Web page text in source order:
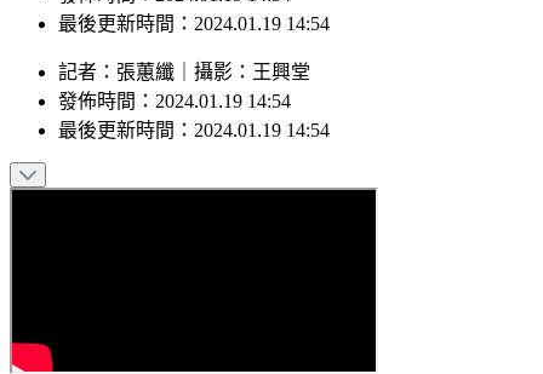
最後更新時間：2024.01.19 14:54
記者 ： 張蕙纖 攝影 ： 王興堂
發佈時間： 2024.01.19 14:54
最後更新時間： 2024.01.19 14:54